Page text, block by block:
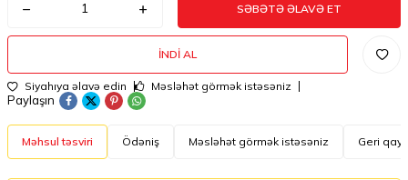
SƏBƏTƏ ƏLAVƏ ET
İNDI AL
Siyahıya əlavə edin Məsləhət görmək istəsəniz
Paylaşın
Məhsul təsviri Ödəniş Məsləhət görmək istəsəniz Geri